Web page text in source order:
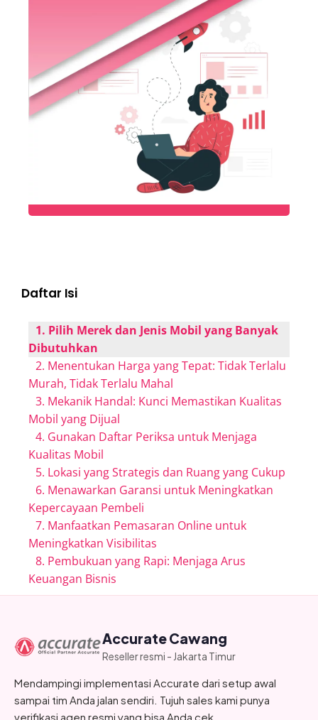
Daftar Isi
1. Pilih Merek dan Jenis Mobil yang Banyak
Dibutuhkan
2. Menentukan Harga yang Tepat: Tidak Terlalu
Murah, Tidak Terlalu Mahal
3. Mekanik Handal: Kunci Memastikan Kualitas
Mobil yang Dijual
4. Gunakan Daftar Periksa untuk Menjaga
Kualitas Mobil
5. Lokasi yang Strategis dan Ruang yang Cukup
6. Menawarkan Garansi untuk Meningkatkan
Kepercayaan Pembeli
7. Manfaatkan Pemasaran Online untuk
Meningkatkan Visibilitas
8. Pembukuan yang Rapi: Menjaga Arus
Keuangan Bisnis
Accurate Cawang
Reseller resmi - Jakarta Timur
Mendampingi implementasi Accurate dari setup awal
sampai tim Anda jalan sendiri. Tujuh sales kami punya
verifikasi agen resmi yang bisa Anda cek.